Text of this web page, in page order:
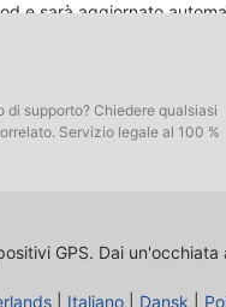
e sarà aggiornato
il tuo software di
di supporto? Chiedere qualsiasi
Servizio legale al 100 %
GPS. Dai un'occhiata
Italiano Dansk